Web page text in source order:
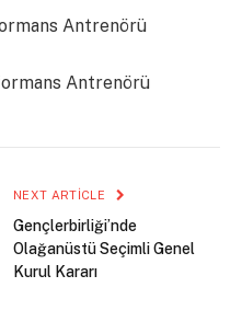
Antrenörü
Antrenörü
NEXT ARTICLE
Gençlerbirliği’nde
Olağanüstü Seçimli Genel
Kurul Kararı